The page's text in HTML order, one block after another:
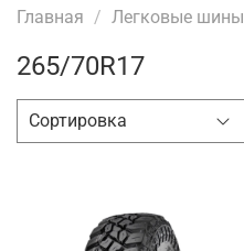
Главная Легковые шины
265/70R17